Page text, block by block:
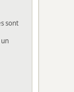
sont